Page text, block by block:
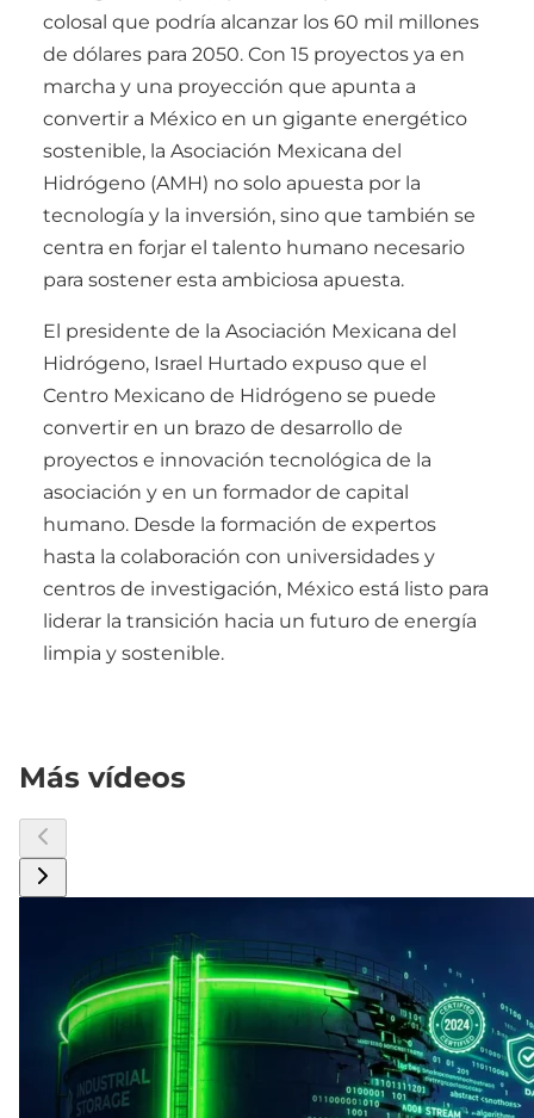
colosal que podría alcanzar los 60 mil millones
de dólares para 2050. Con 15 proyectos ya en
marcha y una proyección que apunta a
convertir a México en un gigante energético
sostenible, la Asociación Mexicana del
Hidrógeno (AMH) no solo apuesta por la
tecnología y la inversión, sino que también se
centra en forjar el talento humano necesario
para sostener esta ambiciosa apuesta.
El presidente de la Asociación Mexicana del
Hidrógeno, Israel Hurtado expuso que el
Centro Mexicano de Hidrógeno se puede
convertir en un brazo de desarrollo de
proyectos e innovación tecnológica de la
asociación y en un formador de capital
humano. Desde la formación de expertos
hasta la colaboración con universidades y
centros de investigación, México está listo para
liderar la transición hacia un futuro de energía
limpia y sostenible.
Más vídeos